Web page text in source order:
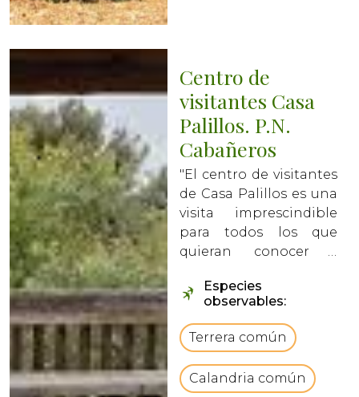
Centro de
visitantes Casa
Palillos. P.N.
Cabañeros
"El centro de visitantes
de Casa Palillos es una
visita imprescindible
para todos los que
quieran conocer y
Nacional de
Cabañeros, se
encuentra ubicado en
la zona sur del parque
cercano a la localidad
de pueblonuevo del
Especies
observables:
Terrera común
Calandria común